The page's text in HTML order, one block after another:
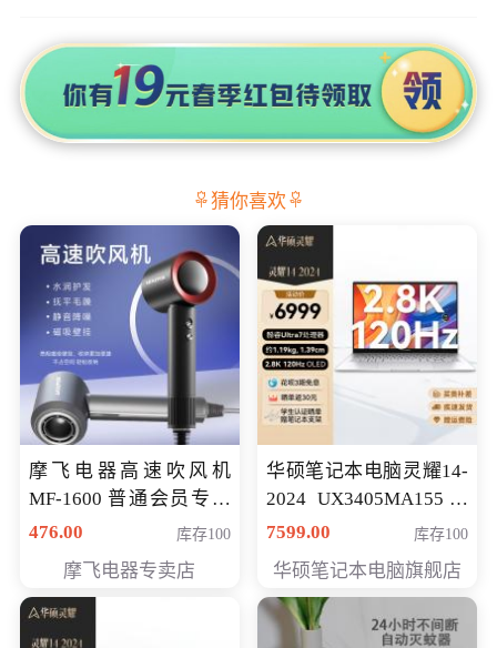
猜你喜欢
摩飞电器高速吹风机
MF-1600 普通会员专享
价298元
476.00 库存100
摩飞电器专卖店
华硕笔记本电脑灵耀14-
2024 UX3405MA155冰
川银 oled 智慧轻薄本 会
7599.00 库存100
华硕笔记本电脑旗舰店